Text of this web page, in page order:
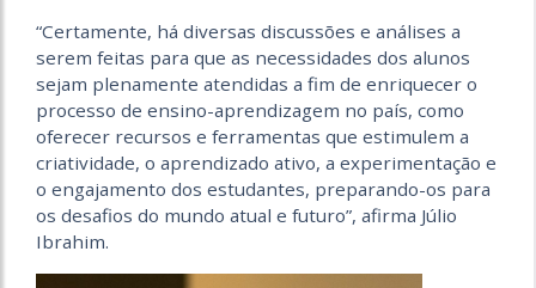
“Certamente, há diversas discussões e análises a
serem feitas para que as necessidades dos alunos
sejam plenamente atendidas a fim de enriquecer o
processo de ensino-aprendizagem no país, como
oferecer recursos e ferramentas que estimulem a
criatividade, o aprendizado ativo, a experimentação e
o engajamento dos estudantes, preparando-os para
os desafios do mundo atual e futuro”, afirma Júlio
Ibrahim.